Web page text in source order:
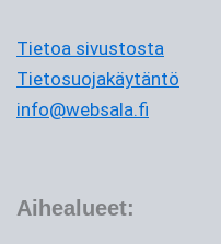
Tietoa sivustosta
Tietosuojakäytäntö
info@websala.fi
Aihealueet: